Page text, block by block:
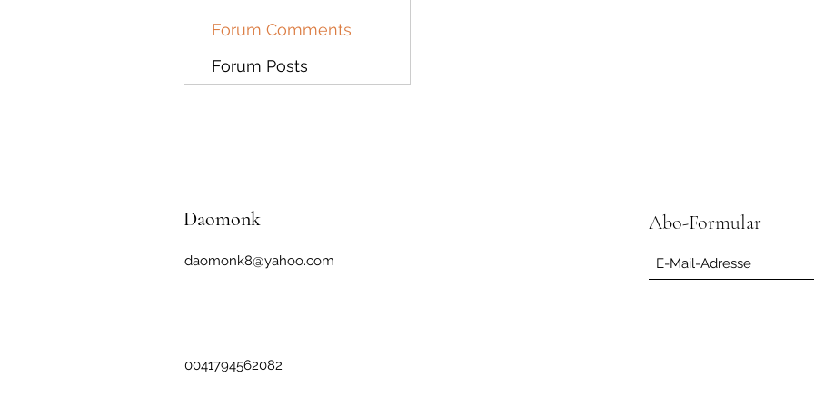
Forum Comments
Forum Posts
Daomonk
daomonk8@yahoo.com
Abo-Formular
0041794562082